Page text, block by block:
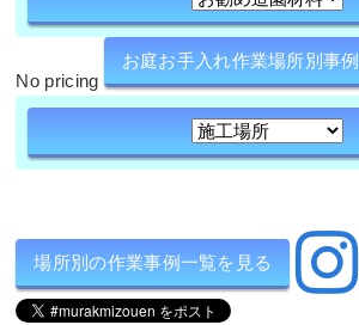
No pricing
お庭お手入れ作業場所別事例
場所別の作業事例一覧を見る